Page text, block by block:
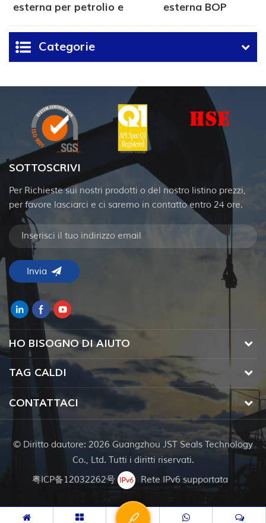
esterna per petrolio e
gas
esterna BOP
Categorie
SOTTOSCRIVI
Per Richieste sui nostri prodotti o del nostro listino prezzi,
per favore lasciarci e ci saremo in contatto entro 24 ore.
HO BISOGNO DI AIUTO
TAG CALDI
CONTATTACI
© Diritto dautore: 2026 Guangzhou JST Seals Technology
Co., Ltd. Tutti i diritti riservati.
粤ICP备12032262号
Rete IPv6 supportata